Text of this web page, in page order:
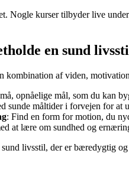
Nogle kurser tilbyder live
en sund
kombination af viden,
opnåelige mål, som du kan
sunde måltider i forvejen for at
: Find en form for motion, du
at lære om sundhed og
livsstil, der er bæredygtig